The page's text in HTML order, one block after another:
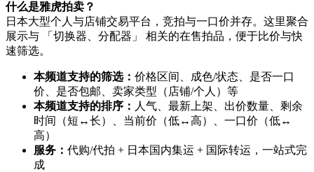
什么是雅虎拍卖？
日本大型个人与店铺交易平台，竞拍与一口价并存。这里聚合
展示与 「切换器、分配器」 相关的在售拍品，便于比价与快
速筛选。
本频道支持的筛选： 价格区间、成色/状态、是否一口
价、是否包邮、卖家类型（店铺/个人）等
本频道支持的排序： 人气、最新上架、出价数量、剩余
时间（短↔长）、当前价（低↔高）、一口价（低↔
高）
服务： 代购/代拍 + 日本国内集运 + 国际转运，一站式完
成